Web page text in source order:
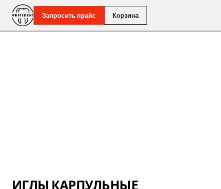
Запросить прайс Корзина
ИГЛЫ КАРПУЛЬНЫЕ